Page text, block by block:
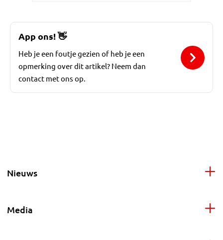
App ons!👋
Heb je een foutje gezien of heb je een
opmerking over dit artikel? Neem dan
contact met ons op.
Nieuws
Media